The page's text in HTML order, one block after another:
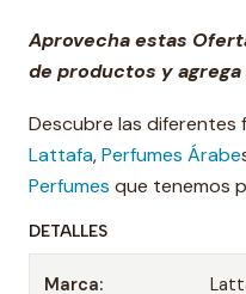
Aprovecha estas
de productos y agrega
Descubre las diferentes
Lattafa,Perfumes Árabe
Perfumes que tenemos
DETALLES
Marca: